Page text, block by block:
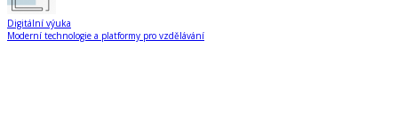
Digitální výuka
Moderní technologie a platformy pro vzdělávání